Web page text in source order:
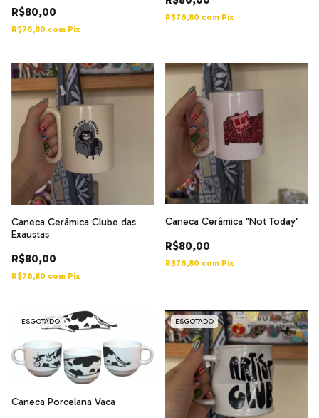
R$80,00
R$76,80 com Pix
R$76,80 com Pix
Caneca Cerâmica Clube das
Exaustas
R$80,00
R$76,80 com Pix
Caneca Cerâmica "Not Today"
R$80,00
R$76,80 com Pix
ESGOTADO
Caneca Porcelana Vaca
ESGOTADO